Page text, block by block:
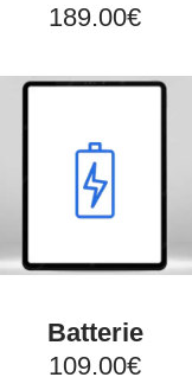
189.00€
Batterie
109.00€